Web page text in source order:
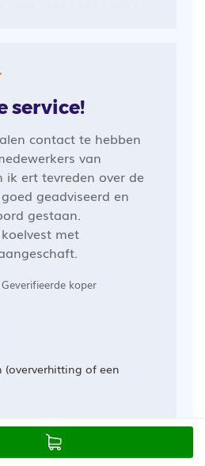
service!
contact te hebben
van
ik ert tevreden over de
geadviseerd en
gestaan.
met
Geverifieerde koper
(oververhitting of een